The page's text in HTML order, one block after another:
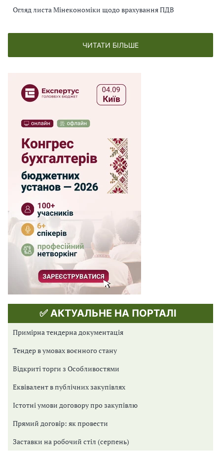
Огляд листа Мінекономіки щодо врахування ПДВ
ЧИТАТИ БІЛЬШЕ
✅ АКТУАЛЬНЕ НА ПОРТАЛІ
Примірна тендерна документація
Тендер в умовах воєнного стану
Відкриті торги з Особливостями
Еквівалент в публічних закупівлях
Істотні умови договору про закупівлю
Прямий договір: як провести
Заставки на робочий стіл (серпень)